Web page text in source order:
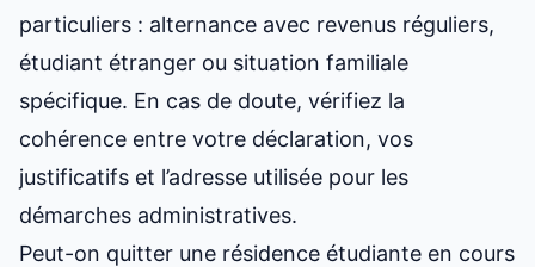
particuliers : alternance avec revenus réguliers,
étudiant étranger ou situation familiale
spécifique. En cas de doute, vérifiez la
cohérence entre votre déclaration, vos
justificatifs et l’adresse utilisée pour les
démarches administratives.
Peut-on quitter une résidence étudiante en cours